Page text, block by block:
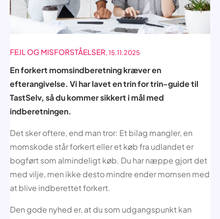
FEJL OG MISFORSTÅELSER, 15.11.2025
En forkert momsindberetning kræver en
efterangivelse. Vi har lavet en trin for trin-guide til
TastSelv, så du kommer sikkert i mål med
indberetningen.
Det sker oftere, end man tror: Et bilag mangler, en
momskode står forkert eller et køb fra udlandet er
bogført som almindeligt køb. Du har næppe gjort det
med vilje, men ikke desto mindre ender momsen med
at blive indberettet forkert.
Den gode nyhed er, at du som udgangspunkt kan